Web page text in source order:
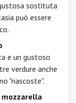
sostituta
può essere
e un gustoso
verdure anche
"nascoste".
mozzarella